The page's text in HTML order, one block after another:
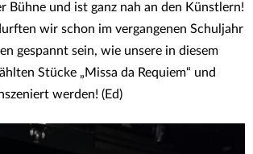
Bühne und ist ganz nah an den Künstlern!
wir schon im vergangenen Schuljahr
gespannt sein, wie unsere in diesem
Stücke „Missa da Requiem“ und
werden! (Ed)